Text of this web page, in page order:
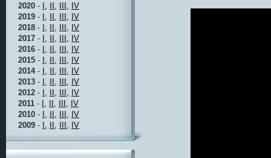
2020 - I, II, III, IV
2019 - I, II, III, IV
2018 - I, II, III, IV
2017 - I, II, III, IV
2016 - I, II, III, IV
2015 - I, II, III, IV
2014- I, II, III, IV
2013 - I, II, III, IV
2012 - I, II, III, IV
2011 - I, II, III, IV
2010 - I, II, III, IV
2009 - I, II, III, IV